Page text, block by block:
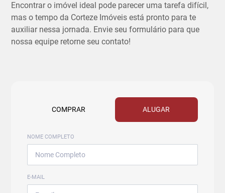
Encontrar o imóvel ideal pode parecer uma tarefa difícil,
mas o tempo da Corteze Imóveis está pronto para te
auxiliar nessa jornada. Envie seu formulário para que
nossa equipe retorne seu contato!
COMPRAR ALUGAR
NOME COMPLETO
E-MAIL